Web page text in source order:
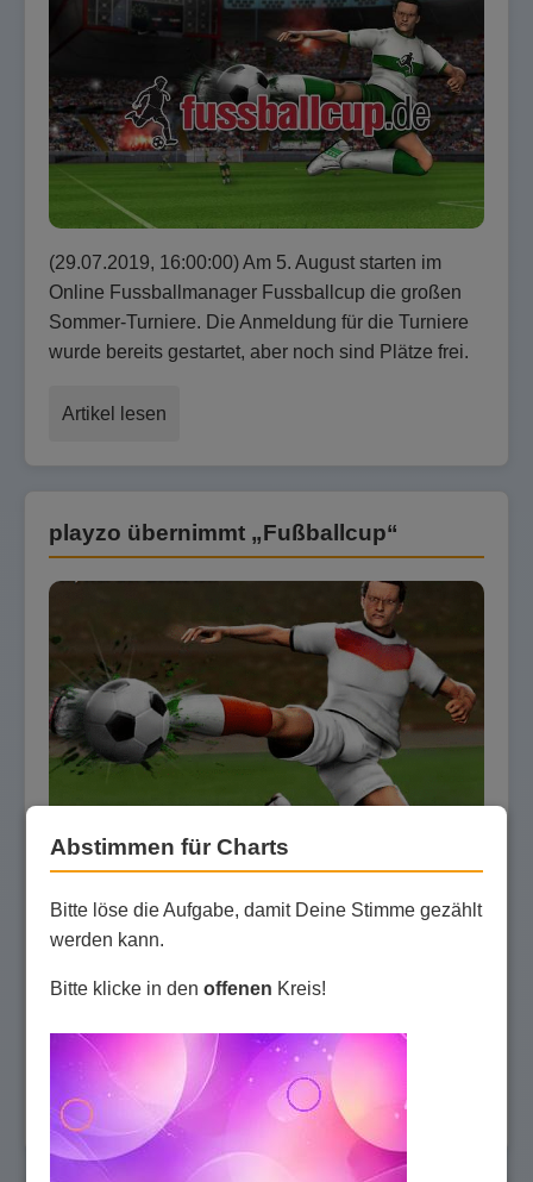
(29.07.2019, 16:00:00) Am 5. August starten im
Online Fussballmanager Fussballcup die großen
Sommer-Turniere. Die Anmeldung für die Turniere
wurde bereits gestartet, aber noch sind Plätze frei.
Artikel lesen
playzo übernimmt „Fußballcup“
geworden um die Darmstädter Spieleschmiede.
Nun gibt es Neuigkeiten, denn playzo übernimmt
zum 1. Dezember 2017 den Fußball Manager
Mediatainment.
Artikel lesen
Abstimmen für Charts
Bitte löse die Aufgabe, damit Deine Stimme gezählt
werden kann.
Bitte klicke in denoffenen Kreis!